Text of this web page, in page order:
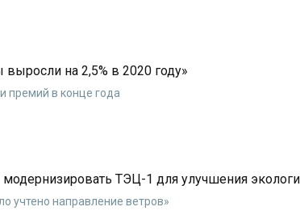
на 2,5% в 2020 году»
премий в конце года
ТЭЦ-1 для улучшения
учтено направление ветров»